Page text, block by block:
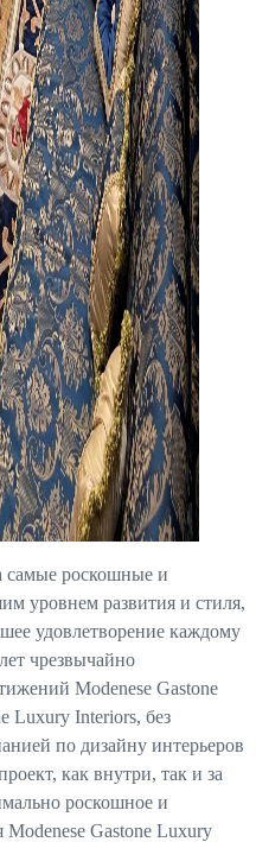
самые роскошные и
уровнем развития и стиля,
удовлетворение каждому
чрезвычайно
Modenese Gastone
Luxury Interiors, без
по дизайну интерьеров
как внутри, так и за
роскошное и
Modenese Gastone Luxury